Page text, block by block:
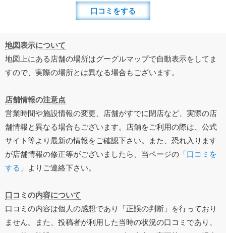
口コミをする
地図表示について
地図上にある店舗の場所はグーグルマップで自動表示をしてま
すので、実際の場所とは異なる場合もございます。
店舗情報の注意点
営業時間や施設情報の変更、店舗がすでに閉店など、実際の店
舗情報と異なる場合もございます。店舗をご利用の際は、公式
サイト等より最新の情報をご確認下さい。また、恐れ入ります
が店舗情報の修正等がございましたら、当ページの「口コミを
する 」よりご連絡下さい。
口コミの内容について
口コミの内容は個人の感想であり「正誤の判断」を行っており
ません。また、投稿者が利用した当時の状況の口コミであり、